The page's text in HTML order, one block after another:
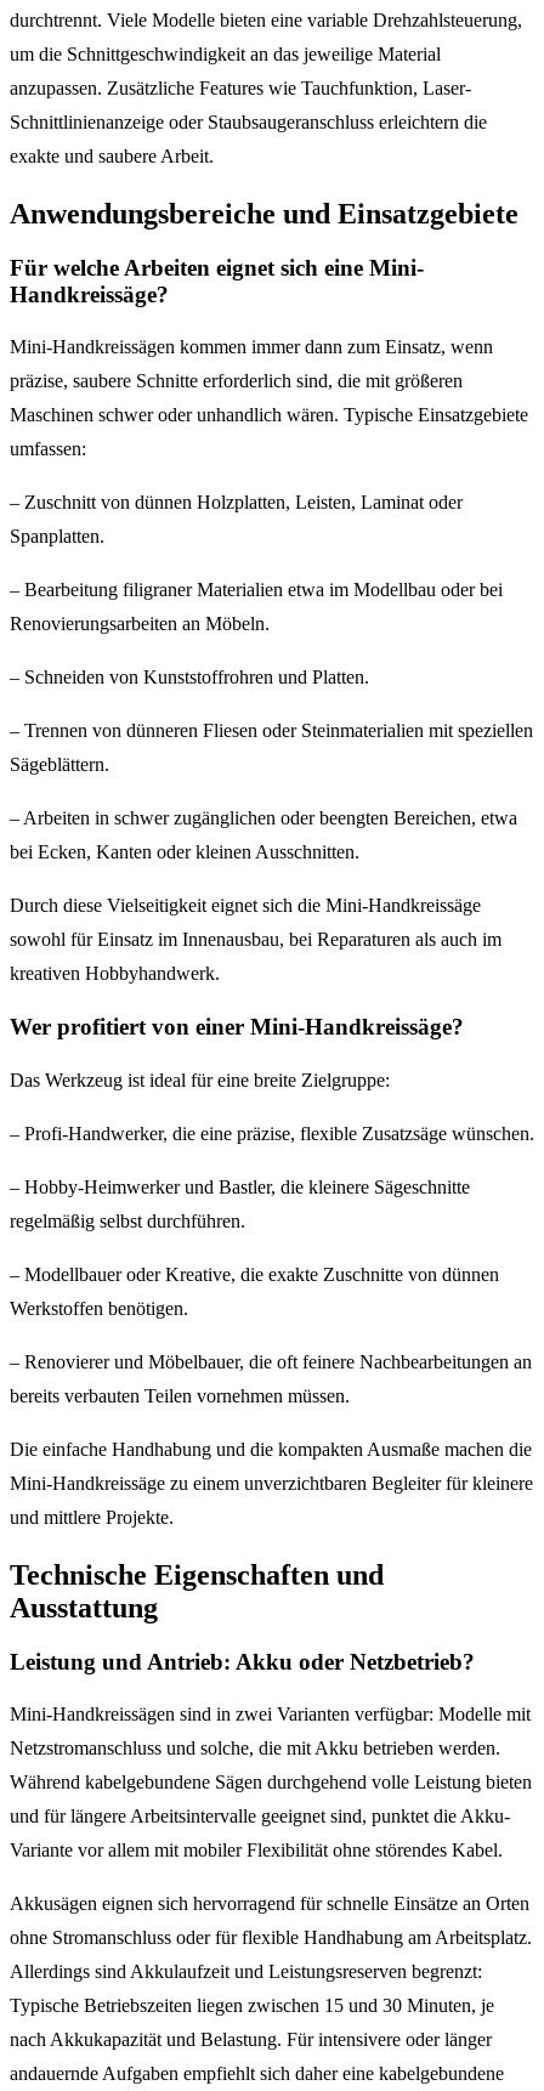
durchtrennt. Viele Modelle bieten eine variable Drehzahlsteuerung,
um die Schnittgeschwindigkeit an das jeweilige Material
anzupassen. Zusätzliche Features wie Tauchfunktion, Laser-
Schnittlinienanzeige oder Staubsaugeranschluss erleichtern die
exakte und saubere Arbeit.
Anwendungsbereiche und Einsatzgebiete
Für welche Arbeiten eignet sich eine Mini-
Handkreissäge?
Mini-Handkreissägen kommen immer dann zum Einsatz, wenn
präzise, saubere Schnitte erforderlich sind, die mit größeren
Maschinen schwer oder unhandlich wären. Typische Einsatzgebiete
umfassen:
– Zuschnitt von dünnen Holzplatten, Leisten, Laminat oder
Spanplatten.
– Bearbeitung filigraner Materialien etwa im Modellbau oder bei
Renovierungsarbeiten an Möbeln.
– Schneiden von Kunststoffrohren und Platten.
– Trennen von dünneren Fliesen oder Steinmaterialien mit speziellen
Sägeblättern.
– Arbeiten in schwer zugänglichen oder beengten Bereichen, etwa
bei Ecken, Kanten oder kleinen Ausschnitten.
Durch diese Vielseitigkeit eignet sich die Mini-Handkreissäge
sowohl für Einsatz im Innenausbau, bei Reparaturen als auch im
kreativen Hobbyhandwerk.
Wer profitiert von einer Mini-Handkreissäge?
Das Werkzeug ist ideal für eine breite Zielgruppe:
– Profi-Handwerker, die eine präzise, flexible Zusatzsäge wünschen.
– Hobby-Heimwerker und Bastler, die kleinere Sägeschnitte
regelmäßig selbst durchführen.
– Modellbauer oder Kreative, die exakte Zuschnitte von dünnen
Werkstoffen benötigen.
– Renovierer und Möbelbauer, die oft feinere Nachbearbeitungen an
bereits verbauten Teilen vornehmen müssen.
Die einfache Handhabung und die kompakten Ausmaße machen die
Mini-Handkreissäge zu einem unverzichtbaren Begleiter für kleinere
und mittlere Projekte.
Technische Eigenschaften und
Ausstattung
Leistung und Antrieb: Akku oder Netzbetrieb?
Mini-Handkreissägen sind in zwei Varianten verfügbar: Modelle mit
Netzstromanschluss und solche, die mit Akku betrieben werden.
Während kabelgebundene Sägen durchgehend volle Leistung bieten
und für längere Arbeitsintervalle geeignet sind, punktet die Akku-
Variante vor allem mit mobiler Flexibilität ohne störendes Kabel.
Akkusägen eignen sich hervorragend für schnelle Einsätze an Orten
ohne Stromanschluss oder für flexible Handhabung am Arbeitsplatz.
Allerdings sind Akkulaufzeit und Leistungsreserven begrenzt:
Typische Betriebszeiten liegen zwischen 15 und 30 Minuten, je
nach Akkukapazität und Belastung. Für intensivere oder länger
andauernde Aufgaben empfiehlt sich daher eine kabelgebundene